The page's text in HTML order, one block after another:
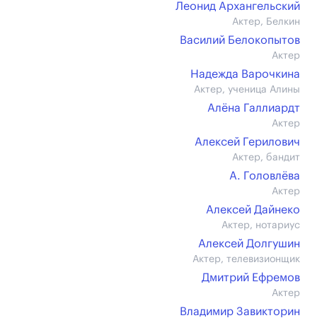
Леонид Архангельский
Актер, Белкин
Василий Белокопытов
Актер
Надежда Варочкина
Актер, ученица Алины
Алёна Галлиардт
Актер
Алексей Герилович
Актер, бандит
А. Головлёва
Актер
Алексей Дайнеко
Актер, нотариус
Алексей Долгушин
Актер, телевизионщик
Дмитрий Ефремов
Актер
Владимир Завикторин